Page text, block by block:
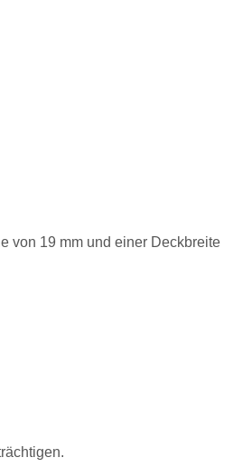
von 19 mm und einer Deckbreite